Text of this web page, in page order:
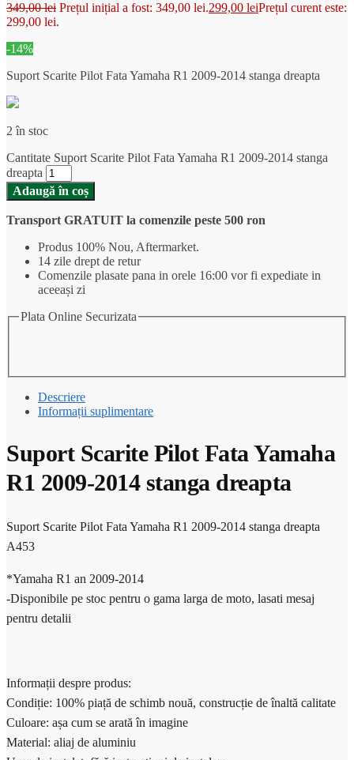
349,00lei Prețul inițial a fost: 349,00 lei.299,00 leiPrețul curent este:
299,00 lei.
-14%
Suport Scarite Pilot Fata Yamaha R1 2009-2014 stanga dreapta
2 în stoc
Cantitate Suport Scarite Pilot Fata Yamaha R1 2009-2014 stanga
dreapta
Adaugă în coș
Transport GRATUIT la comenzile peste 500 ron
Produs 100% Nou, Aftermarket.
14 zile drept de retur
Comenzile plasate pana in orele 16:00 vor fi expediate in
aceeași zi
Plata Online Securizata
Descriere
Informații suplimentare
Suport Scarite Pilot Fata Yamaha
R1 2009-2014 stanga dreapta
Suport Scarite Pilot Fata Yamaha R1 2009-2014 stanga dreapta
A453
*Yamaha R1 an 2009-2014
-Disponibile pe stoc pentru o gama larga de moto, lasati mesaj
pentru detalii
Informații despre produs:
Condiție: 100% piață de schimb nouă, construcție de înaltă calitate
Culoare: așa cum se arată în imagine
Material: aliaj de aluminiu